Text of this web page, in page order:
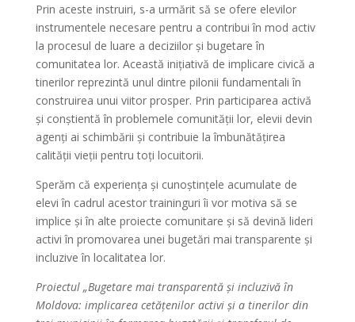
Prin aceste instruiri, s-a urmărit să se ofere elevilor
instrumentele necesare pentru a contribui în mod activ
la procesul de luare a deciziilor și bugetare în
comunitatea lor. Această inițiativă de implicare civică a
tinerilor reprezintă unul dintre pilonii fundamentali în
construirea unui viitor prosper. Prin participarea activă
și conștientă în problemele comunității lor, elevii devin
agenți ai schimbării și contribuie la îmbunătățirea
calității vieții pentru toți locuitorii.
Sperăm că experiența și cunoștințele acumulate de
elevi în cadrul acestor traininguri îi vor motiva să se
implice și în alte proiecte comunitare și să devină lideri
activi în promovarea unei bugetări mai transparente și
incluzive în localitatea lor.
Proiectul „Bugetare mai transparentă și incluzivă în
Moldova: implicarea cetățenilor activi și a tinerilor din